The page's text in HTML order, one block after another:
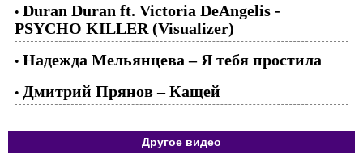
• Duran Duran ft. Victoria DeAngelis -
PSYCHO KILLER (Visualizer)
• Надежда Мельянцева – Я тебя простила
• Дмитрий Прянов – Кащей
Другое видео